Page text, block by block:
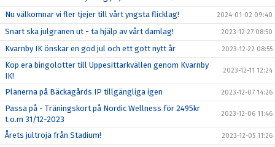
Nu välkomnar vi fler tjejer till vårt yngsta flicklag! 2024-01-02 09:40
Snart ska julgranen ut - ta hjälp av vårt damlag! 2023-12-27 08:50
Kvarnby IK önskar en god jul och ett gott nytt år 2023-12-22 08:55
Köp era bingolotter till Uppesittarkvällen genom Kvarnby
IK!
2023-12-11 12:24
Planerna på Bäckagårds IP tillgängliga igen 2023-12-07 14:26
Passa på - Träningskort på Nordic Wellness för 2495kr
t.o.m 31/12-2023
2023-12-06 11:46
Årets jultröja från Stadium! 2023-12-05 11:26